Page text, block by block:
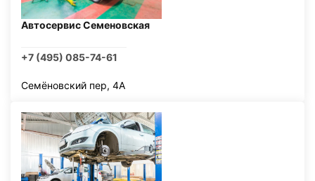
Автосервис Семеновская
+7 (495) 085-74-61
Семёновский пер, 4А